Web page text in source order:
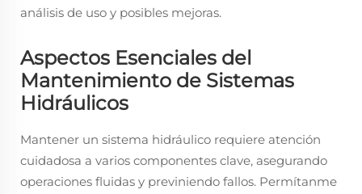
análisis de uso y posibles mejoras.
Aspectos Esenciales del
Mantenimiento de Sistemas
Hidráulicos
Mantener un sistema hidráulico requiere atención
cuidadosa a varios componentes clave, asegurando
operaciones fluidas y previniendo fallos. Permítanme